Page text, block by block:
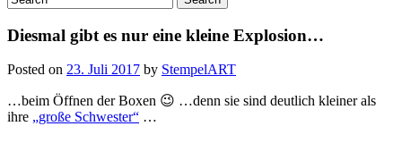
Diesmal gibt es nur eine kleine Explosion…
Posted on 23. Juli 2017 by StempelART
…beim Öffnen der Boxen 😉 …denn sie sind deutlich kleiner als
ihre „große Schwester“ …